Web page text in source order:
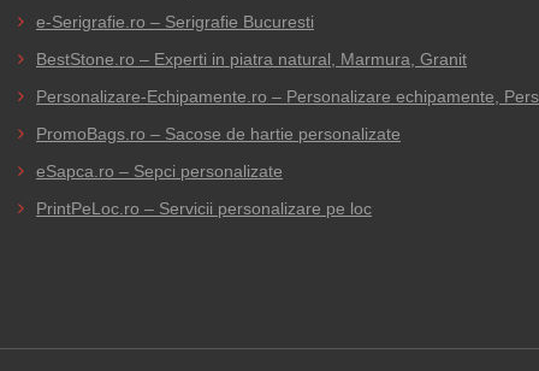
e-Serigrafie.ro – Serigrafie Bucuresti
BestStone.ro – Experti in piatra natural, Marmura, Granit
Personalizare-Echipamente.ro – Personalizare echipamente,
PromoBags.ro – Sacose de hartie personalizate
eSapca.ro – Sepci personalizate
PrintPeLoc.ro – Servicii personalizare pe loc